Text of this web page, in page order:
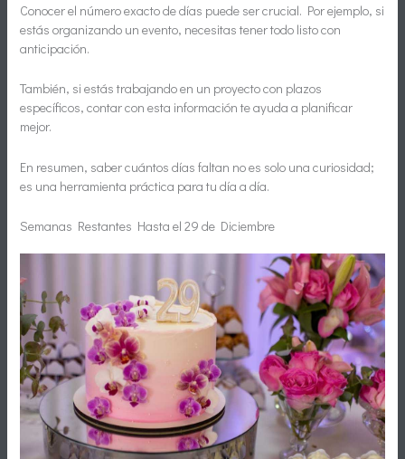
Conocer el número exacto de días puede ser crucial. Por ejemplo, si
estás organizando un evento, necesitas tener todo listo con
anticipación.
También, si estás trabajando en un proyecto con plazos
específicos, contar con esta información te ayuda a planificar
mejor.
En resumen, saber cuántos días faltan no es solo una curiosidad;
es una herramienta práctica para tu día a día.
Semanas Restantes Hasta el 29 de Diciembre